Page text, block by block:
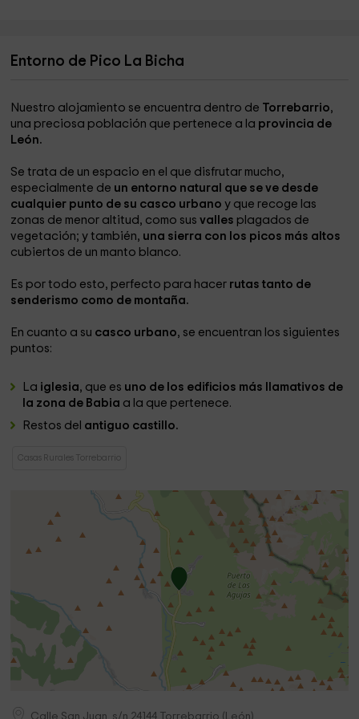
Entorno de Pico La Bicha
Nuestro alojamiento se encuentra dentro de Torrebarrio,
una preciosa población que pertenece a la provincia de
León.
Se trata de un espacio en el que disfrutar mucho,
especialmente de un entorno natural que se ve desde
cualquier punto de su casco urbano y que recoge las
zonas de menor altitud, como susvalles plagados de
vegetación; y también, una sierra con los picos más altos
cubiertos de un manto blanco.
Es por todo esto, perfecto para hacer rutas tanto de
senderismo como de montaña.
En cuanto a su casco urbano, se encuentran los siguientes
puntos:
La iglesia, que es uno de los edificios más llamativos de
la zona de Babia a la que pertenece.
Restos del antiguo castillo.
Casas Rurales Torrebarrio
Calle San Juan, s/n 24144 Torrebarrio ( León)